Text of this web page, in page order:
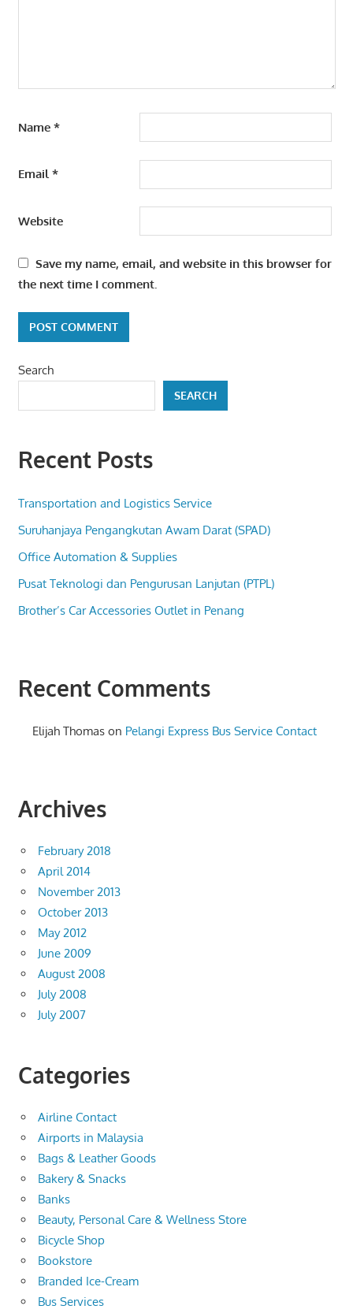
Name *
Email*
Website
Save my name, email, and website in this browser for
the next time I comment.
Search
SEARCH
Recent Posts
Transportation and Logistics Service
Suruhanjaya Pengangkutan Awam Darat (SPAD)
Office Automation & Supplies
Pusat Teknologi dan Pengurusan Lanjutan (PTPL)
Brother’s Car Accessories Outlet in Penang
Recent Comments
Elijah Thomas on Pelangi Express Bus Service Contact
Archives
February 2018
April 2014
November 2013
October 2013
May 2012
June 2009
August 2008
July 2008
July 2007
Categories
Airline Contact
Airports in Malaysia
Bags & Leather Goods
Bakery & Snacks
Banks
Beauty, Personal Care & Wellness Store
Bicycle Shop
Bookstore
Branded Ice-Cream
Bus Services